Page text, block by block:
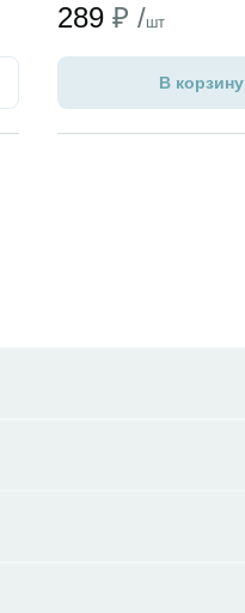
289 ₽ /шт
В корзину